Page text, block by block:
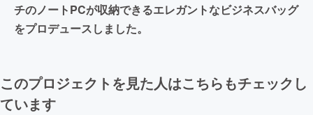
チのノートPCが収納できるエレガントなビジネスバッグ
をプロデュースしました。
このプロジェクトを見た人はこちらもチェックし
ています